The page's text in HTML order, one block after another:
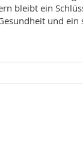
bleibt ein
und ein